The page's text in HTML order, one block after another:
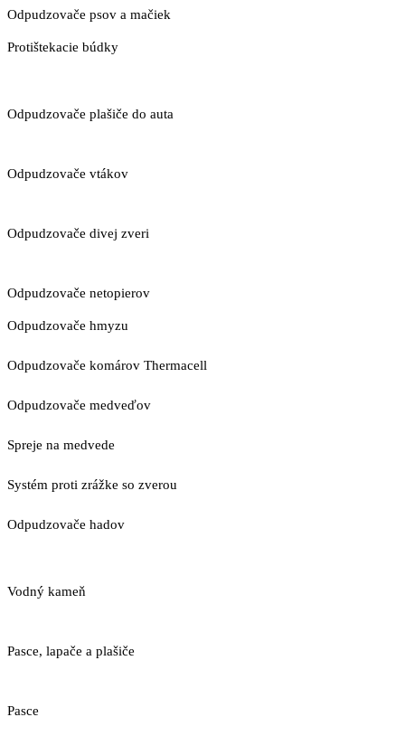
Odpudzovače psov a mačiek
Protištekacie búdky
Odpudzovače plašiče do auta
Odpudzovače vtákov
Odpudzovače divej zveri
Odpudzovače netopierov
Odpudzovače hmyzu
Odpudzovače komárov Thermacell
Odpudzovače medveďov
Spreje na medvede
Systém proti zrážke so zverou
Odpudzovače hadov
Vodný kameň
Pasce, lapače a plašiče
Pasce